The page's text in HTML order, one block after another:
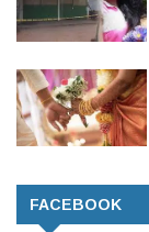
FACEBOOK